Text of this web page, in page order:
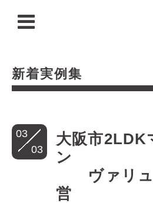
新着実例集
03
03
大阪市2LDK
ヴァリュ